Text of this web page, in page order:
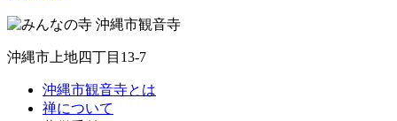
沖縄市上地四丁目13-7
沖縄市観音寺とは
禅について